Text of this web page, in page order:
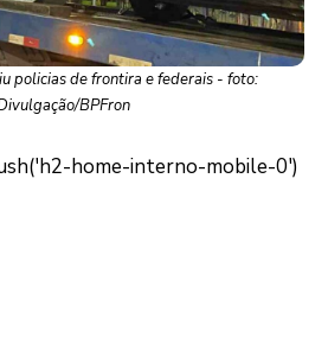
policias de frontira e federais - foto:
BPFron